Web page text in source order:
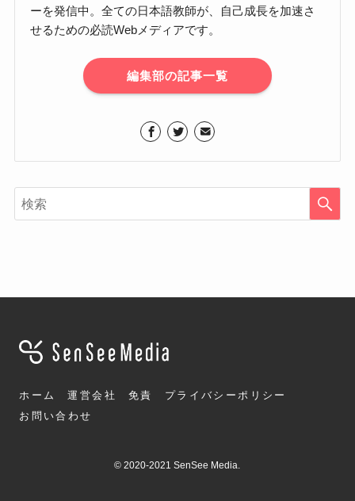
ーを発信中。全ての日本語教師が、自己成長を加速さ
せるための必読Webメディアです。
編集部の記事一覧
ホーム 運営会社 免責
プライバシーポリシー
お問い合わせ
© 2020-2021 SenSee Media.